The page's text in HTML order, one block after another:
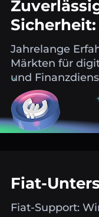
Sicherheit:
Jahrelange
Märkten für
und
Fiat-
Fiat-Support: